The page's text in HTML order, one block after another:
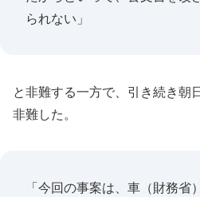
られない」
と非難する一方で、引き続き朝
非難した。
「今回の事案は、車（財務省